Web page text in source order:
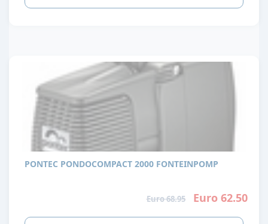
PONTEC PONDOCOMPACT 2000 FONTEINPOMP
Euro 68.95 Euro 62.50